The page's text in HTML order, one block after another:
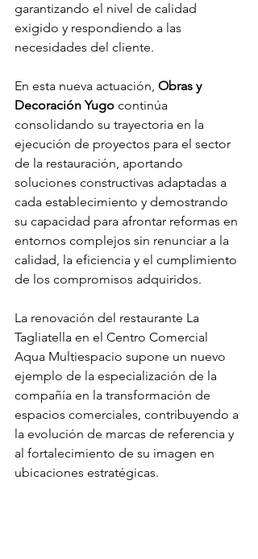
garantizando el nivel de calidad
exigido y respondiendo a las
necesidades del cliente.
En esta nueva actuación, Obras y
Decoración Yugo continúa
consolidando su trayectoria en la
ejecución de proyectos para el sector
de la restauración, aportando
soluciones constructivas adaptadas a
cada establecimiento y demostrando
su capacidad para afrontar reformas en
entornos complejos sin renunciar a la
calidad, la eficiencia y el cumplimiento
de los compromisos adquiridos.
La renovación del restaurante La
Tagliatella en el Centro Comercial
Aqua Multiespacio supone un nuevo
ejemplo de la especialización de la
compañía en la transformación de
espacios comerciales, contribuyendo a
la evolución de marcas de referencia y
al fortalecimiento de su imagen en
ubicaciones estratégicas.